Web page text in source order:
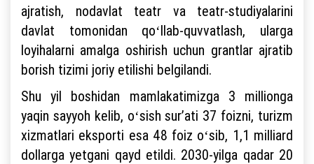
ajratish, nodavlat teatr va teatr-studiyalarini
davlat tomonidan qoʻllab-quvvatlash, ularga
loyihalarni amalga oshirish uchun grantlar ajratib
borish tizimi joriy etilishi belgilandi.
Shu yil boshidan mamlakatimizga 3 millionga
yaqin sayyoh kelib, oʻsish surʼati 37 foizni, turizm
xizmatlari eksporti esa 48 foiz oʻsib, 1,1 milliard
dollarga yetgani qayd etildi. 2030-yilga qadar 20